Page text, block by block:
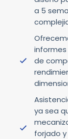
a 5
informes
de
ya sea
forjado